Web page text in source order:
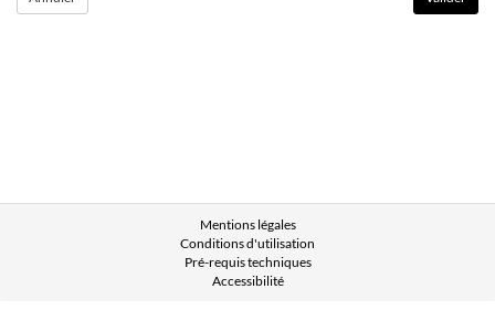
Mentions légales
Conditions d'utilisation
Pré-requis techniques
Accessibilité